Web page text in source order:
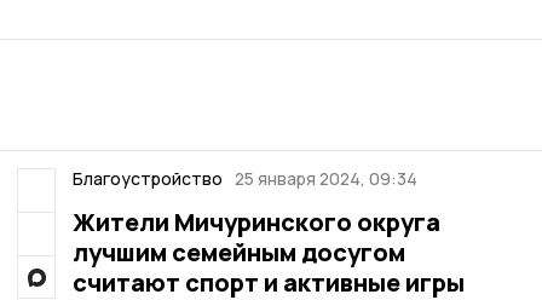
Благоустройство 25 января 2024, 09:34
Жители Мичуринского округа
лучшим семейным досугом
считают спорт и активные игры